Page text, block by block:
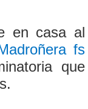
en casa al
fs
que